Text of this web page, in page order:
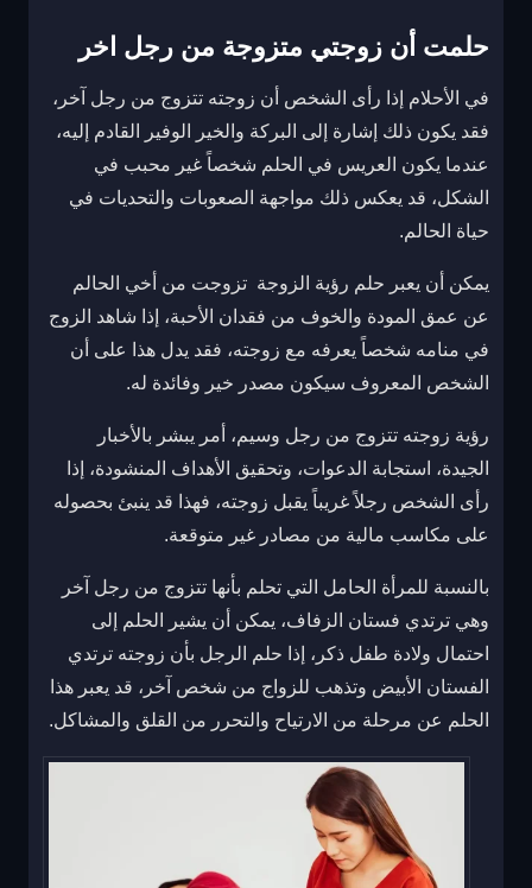
حلمت أن زوجتي متزوجة من رجل اخر
في الأحلام إذا رأى الشخص أن زوجته تتزوج من رجل آخر،
فقد يكون ذلك إشارة إلى البركة والخير الوفير القادم إليه،
عندما يكون العريس في الحلم شخصاً غير محبب في
الشكل، قد يعكس ذلك مواجهة الصعوبات والتحديات في
حياة الحالم.
يمكن أن يعبر حلم رؤية الزوجة تزوجت من أخي الحالم
عن عمق المودة والخوف من فقدان الأحبة، إذا شاهد الزوج
في منامه شخصاً يعرفه مع زوجته، فقد يدل هذا على أن
الشخص المعروف سيكون مصدر خير وفائدة له.
رؤية زوجته تتزوج من رجل وسيم، أمر يبشر بالأخبار
الجيدة، استجابة الدعوات، وتحقيق الأهداف المنشودة، إذا
رأى الشخص رجلاً غريباً يقبل زوجته، فهذا قد ينبئ بحصوله
على مكاسب مالية من مصادر غير متوقعة.
بالنسبة للمرأة الحامل التي تحلم بأنها تتزوج من رجل آخر
وهي ترتدي فستان الزفاف، يمكن أن يشير الحلم إلى
احتمال ولادة طفل ذكر، إذا حلم الرجل بأن زوجته ترتدي
الفستان الأبيض وتذهب للزواج من شخص آخر، قد يعبر هذا
الحلم عن مرحلة من الارتياح والتحرر من القلق والمشاكل.